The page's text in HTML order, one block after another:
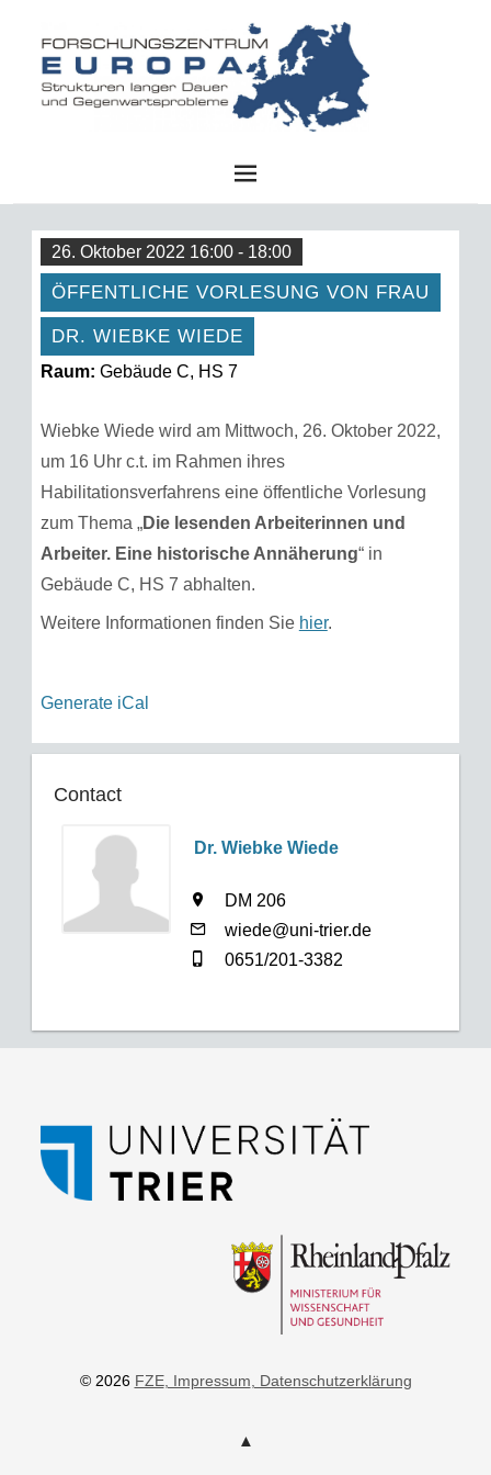
26. Oktober 2022 16:00 - 18:00
ÖFFENTLICHE VORLESUNG VON FRAU
DR. WIEBKE WIEDE
Raum: Gebäude C, HS 7
Wiebke Wiede wird am Mittwoch, 26. Oktober 2022,
um 16 Uhr c.t. im Rahmen ihres
Habilitationsverfahrens eine öffentliche Vorlesung
zum Thema „Die lesenden Arbeiterinnen und
Arbeiter. Eine historische Annäherung“ in
Gebäude C, HS 7 abhalten.
Weitere Informationen finden Sie hier.
Generate iCal
Contact
Dr. Wiebke Wiede
DM 206
wiede@uni-trier.de
0651/201-3382
© 2026 FZE, Impressum, Datenschutzerklärung